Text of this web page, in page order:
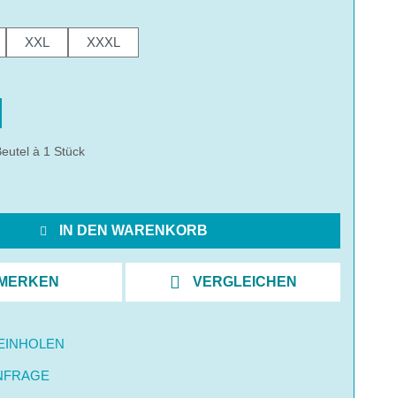
XXL XXXL
à 1 Stück
IN DEN WARENKORB
MERKEN VERGLEICHEN